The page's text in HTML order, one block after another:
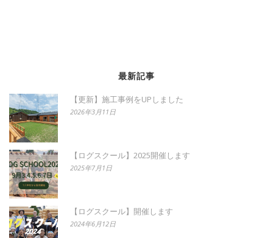
最新記事
【更新】施工事例をUPしました
2026年3月11日
【ログスクール】2025開催します
2025年7月1日
【ログスクール】開催します
2024年6月12日